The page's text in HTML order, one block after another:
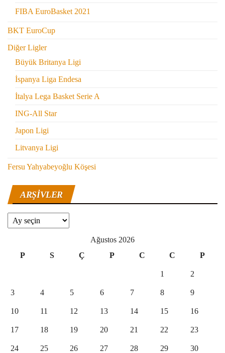
FIBA EuroBasket 2021
BKT EuroCup
Diğer Ligler
Büyük Britanya Ligi
İspanya Liga Endesa
İtalya Lega Basket Serie A
ING-All Star
Japon Ligi
Litvanya Ligi
Fersu Yahyabeyoğlu Köşesi
ARŞIVLER
Arşivler
Ağustos 2026
P
S Ç P C C P
1 2
3 4 5 6 7 8 9
10 11 12 13 14 15 16
17 18 19 20 21 22 23
24 25 26 27 28 29 30